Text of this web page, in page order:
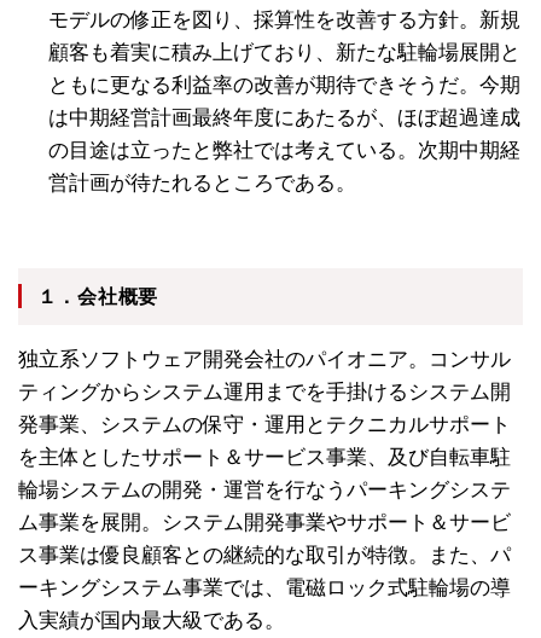
モデルの修正を図り、採算性を改善する方針。新規
顧客も着実に積み上げており、新たな駐輪場展開と
ともに更なる利益率の改善が期待できそうだ。今期
は中期経営計画最終年度にあたるが、ほぼ超過達成
の目途は立ったと弊社では考えている。次期中期経
営計画が待たれるところである。
１．会社概要
独立系ソフトウェア開発会社のパイオニア。コンサル
ティングからシステム運用までを手掛けるシステム開
発事業、システムの保守・運用とテクニカルサポート
を主体としたサポート＆サービス事業、及び自転車駐
輪場システムの開発・運営を行なうパーキングシステ
ム事業を展開。システム開発事業やサポート＆サービ
ス事業は優良顧客との継続的な取引が特徴。また、パ
ーキングシステム事業では、電磁ロック式駐輪場の導
入実績が国内最大級である 。